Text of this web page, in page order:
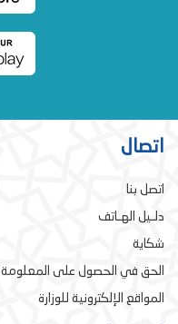
اتصال
اتصل بنا
دلـيل الهـاتف
شكاية
الحق في الحصول على المعلومة
المواقع الإلكترونية للوزارة